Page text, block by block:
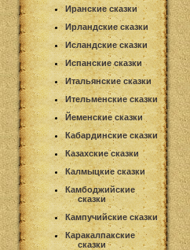
Иранские сказки
Ирландские сказки
Исландские сказки
Испанские сказки
Итальянские сказки
Ительменские сказки
Йеменские сказки
Кабардинские сказки
Казахские сказки
Калмыцкие сказки
Камбоджийские
сказки
Кампучийские сказки
Каракалпакские
сказки